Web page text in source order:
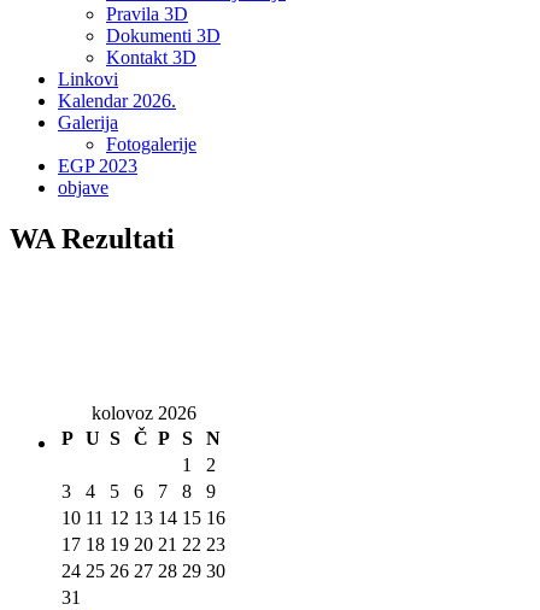
Pravila 3D
Dokumenti 3D
Kontakt 3D
Linkovi
Kalendar 2026.
Galerija
Fotogalerije
EGP 2023
objave
WA Rezultati
kolovoz 2026
P U S Č P S
N
1
2
3
4 5 6 7 8
9
10 11 12 13 14 15 16
17 18 19 20 21 22 23
24 25 26 27 28 29 30
31